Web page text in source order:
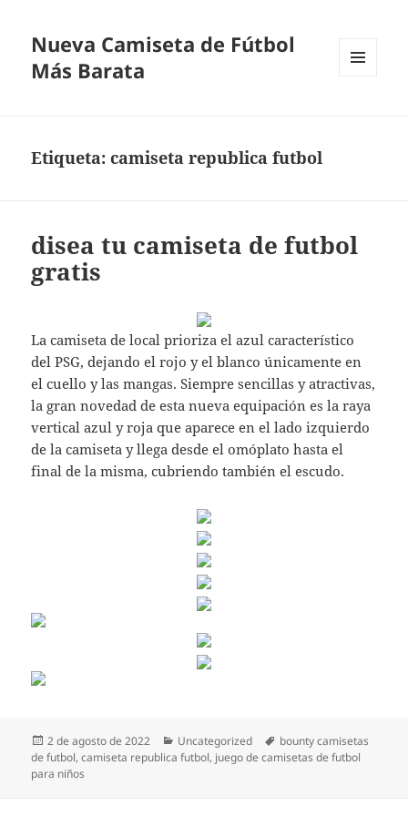
Nueva Camiseta de Fútbol
Más Barata
Etiqueta:camiseta republica futbol
disea tu camiseta de futbol
gratis
La camiseta de local prioriza el azul característico
del PSG, dejando el rojo y el blanco únicamente en
el cuello y las mangas. Siempre sencillas y atractivas,
la gran novedad de esta nueva equipación es la raya
vertical azul y roja que aparece en el lado izquierdo
de la camiseta y llega desde el omóplato hasta el
final de la misma, cubriendo también el escudo.
Publicado
el
2 de agosto de 2022 Categorías
Uncategorized Etiquetas
bounty camisetas
de futbol,camiseta republica futbol, juego de camisetas de futbol
para niños